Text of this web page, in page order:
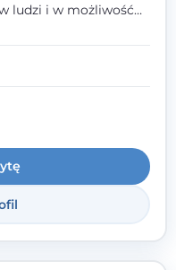
ludzi i w możliwość
w ich życiu. Bardzo
o tym, że każdy z nas,
na swoje
w siebie i działać